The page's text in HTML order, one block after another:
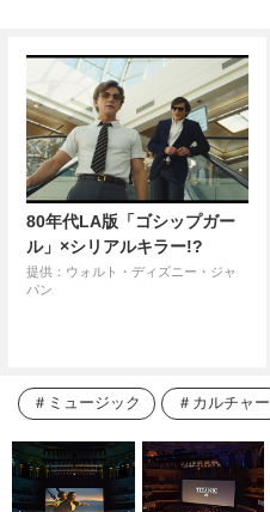
80年代LA版「ゴシップガー
ル」×シリアルキラー!?
提供：ウォルト・ディズニー・ジャ
パン
ミュージック カルチャー